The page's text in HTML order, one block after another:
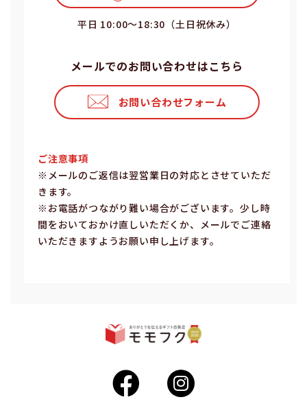
平⽇ 10:00〜18:30（⼟⽇祝休み）
メールでのお問い合わせはこちら
お問い合わせフォーム
ご注意事項
※メールのご返信は翌営業⽇の対応とさせていただ
きます。
※お電話がつながり難い場合がございます。少し時
間をおいておかけ直しいただくか、メールでご連絡
いただきますようお願い申し上げます。